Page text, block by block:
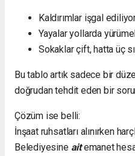
Kaldırımlar işgal
Yayalar yollarda
Sokaklar çift, hatta üç
Bu tablo artık sadece bir
doğrudan tehdit eden bir
Çözüm ise belli:
İnşaat ruhsatları alınırken
Belediyesine aitemanet